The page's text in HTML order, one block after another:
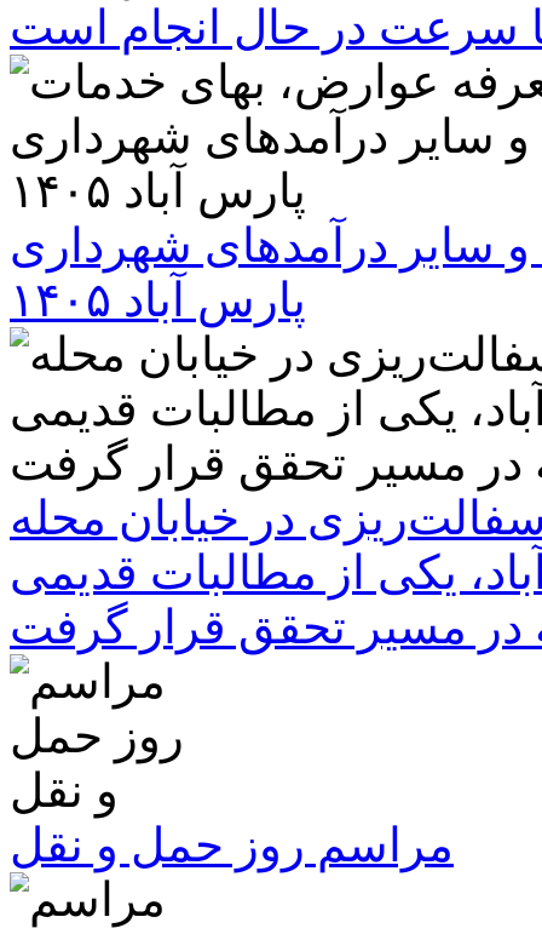
سرعت در حال انجام است
سایر درآمدهای شهرداری
پارس آباد ۱۴۰۵
در خیابان محله
یکی از مطالبات قدیمی
در مسیر تحقق قرار گرفت
مراسم روز حمل و نقل